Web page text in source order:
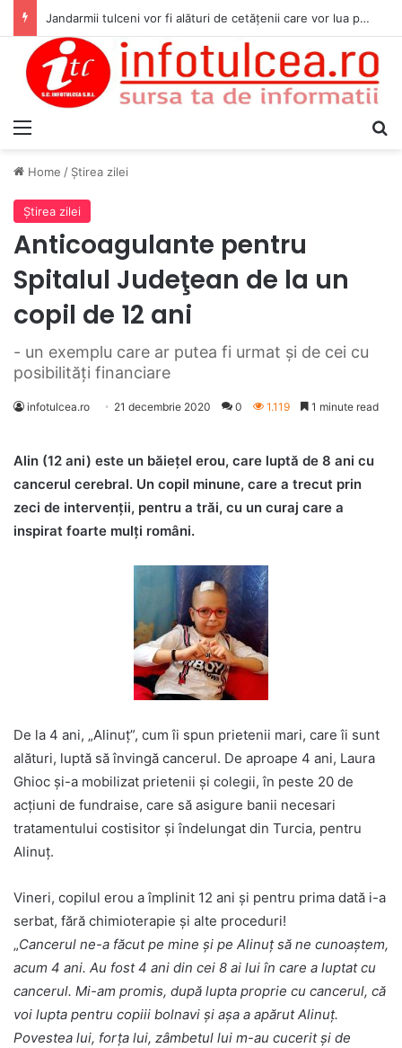
Jandarmii tulceni vor fi alături de cetățenii care vor lua parte la Festivalul Folk Țestos
Home / Ştirea zilei
Ştirea zilei
Anticoagulante pentru
Spitalul Judeţean de la un
copil de 12 ani
- un exemplu care ar putea fi urmat şi de cei cu
posibilităţi financiare
infotulcea.ro 21 decembrie 2020 0 1.119 1 minute read
Alin (12 ani) este un băiețel erou, care luptă de 8 ani cu
cancerul cerebral. Un copil minune, care a trecut prin
zeci de intervenții, pentru a trăi, cu un curaj care a
inspirat foarte mulți români.
De la 4 ani, „Alinuț”, cum îi spun prietenii mari, care îi sunt
alături, luptă să învingă cancerul. De aproape 4 ani, Laura
Ghioc și-a mobilizat prietenii și colegii, în peste 20 de
acțiuni de fundraise, care să asigure banii necesari
tratamentului costisitor și îndelungat din Turcia, pentru
Alinuț.
Vineri, copilul erou a împlinit 12 ani și pentru prima dată i-a
serbat, fără chimioterapie și alte proceduri!
„Cancerul ne-a făcut pe mine și pe Alinuț să ne cunoaștem,
acum 4 ani. Au fost 4 ani din cei 8 ai lui în care a luptat cu
cancerul. Mi-am promis, după lupta proprie cu cancerul, că
voi lupta pentru copiii bolnavi și așa a apărut Alinuț.
Povestea lui, forța lui, zâmbetul lui m-au cucerit și de